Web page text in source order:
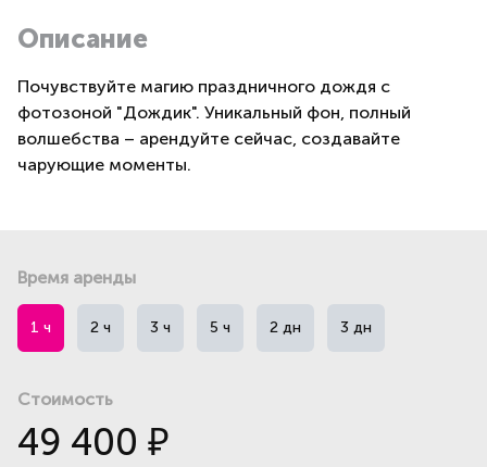
Описание
Почувствуйте магию праздничного дождя с
фотозоной "Дождик". Уникальный фон, полный
волшебства – арендуйте сейчас, создавайте
чарующие моменты.
Время аренды
1 ч 2 ч 3 ч 5 ч 2 дн 3 дн
Стоимость
49 400 ₽